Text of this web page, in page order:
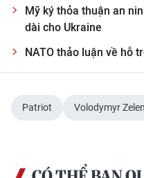
Bắc Trung Bộ
Duyên hải Nam Trung
Nguyên
Mỹ ký thỏa thuận an
dài cho Ukraine
NATO thảo luận về hỗ
Patriot Volodymyr